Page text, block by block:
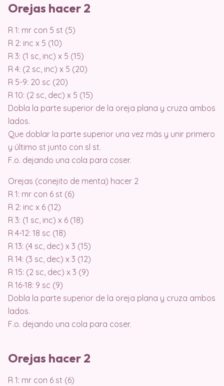
Orejas hacer 2
R 1: mr con 5 st (5)
R 2: inc x 5 (10)
R 3: (1 sc, inc) x 5 (15)
R 4: (2 sc, inc) x 5 (20)
R 5-9: 20 sc (20)
R 10: (2 sc, dec) x 5 (15)
Dobla la parte superior de la oreja plana y cruza ambos
lados.
Que doblar la parte superior una vez más y unir primero
y último st junto con sl st.
F.o. dejando una cola para coser.
Orejas (conejito de menta) hacer 2
R 1: mr con 6 st (6)
R 2: inc x 6 (12)
R 3: (1 sc, inc) x 6 (18)
R 4-12: 18 sc (18)
R 13: (4 sc, dec) x 3 (15)
R 14: (3 sc, dec) x 3 (12)
R 15: (2 sc, dec) x 3 (9)
R 16-18: 9 sc (9)
Dobla la parte superior de la oreja plana y cruza ambos
lados.
F.o. dejando una cola para coser.
Orejas hacer 2
R 1: mr con 6 st (6)